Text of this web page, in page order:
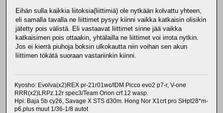
Eihän sulla kaikkia liitoksia(liittimiä) ole nytkään kolvattu yhteen,
eli samalla tavalla ne liittimet pysyy kiinni vaikka katkaisin olisikin
jätetty pois välistä. Eli vastaavat liittimet sinne jää vaikka
katkaisimen pois ottaakin, yhtälailla ne liittimet voi irrota nytkin.
Jos ei kierrä piuhoja boksin ulkokautta niin voihan sen akun
liittimen tökätä suoraan vastariinkin kiinni.
Kyosho: Evolva(x2)REX pr-21r01wc/IDM Picco evo2 p7-r, V-one
RRR(x2)LRPz.12r spec3/Team Orion crf.12 wasp.
Hpi: Baja 5b cy26, Savage X STS d30m. Hong Nor X1crt pro SHpt28*m-
p6,plus muut 1/36-1/8 autot